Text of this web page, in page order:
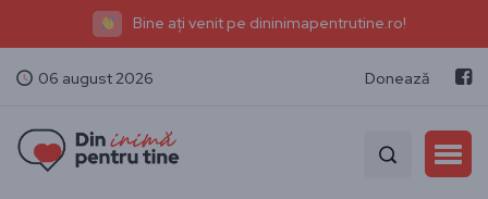
Bine ați venit pe dininimapentrutine.ro!
06 august 2026 Donează